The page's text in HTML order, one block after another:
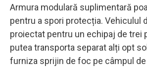
Armura modulară suplimentară
pentru a spori protecția. Vehiculul
proiectat pentru un echipaj de trei
putea transporta separat alți opt
furniza sprijin de foc pe câmpul